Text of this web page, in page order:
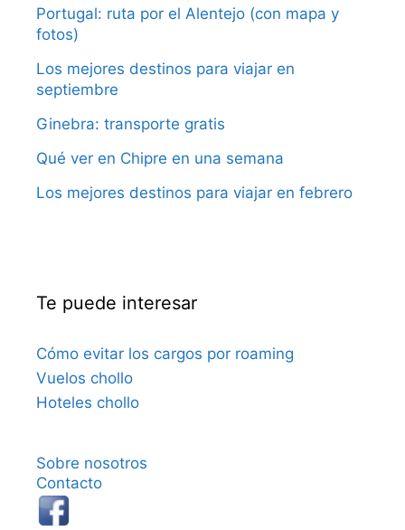
Portugal: ruta por el Alentejo (con mapa y
fotos)
Los mejores destinos para viajar en
septiembre
Ginebra: transporte gratis
Qué ver en Chipre en una semana
Los mejores destinos para viajar en febrero
Te puede interesar
Cómo evitar los cargos por roaming
Vuelos chollo
Hoteles chollo
Sobre nosotros
Contacto